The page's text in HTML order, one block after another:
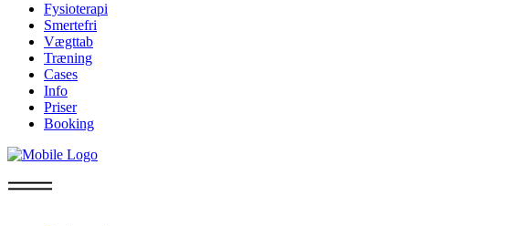
Fysioterapi
Smertefri
Vægttab
Træning
Cases
Info
Priser
Booking